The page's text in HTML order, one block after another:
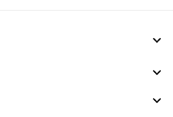


